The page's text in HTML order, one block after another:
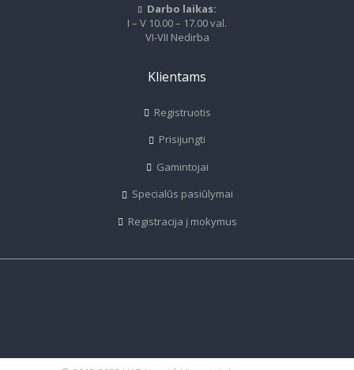
Darbo laikas:
I – V 10.00 – 17.00 val.
VI-VII Nedirba
Klientams
Registruotis
Prisijungti
Gamintojai
Specialūs pasiūlymai
Registracija į mokymus